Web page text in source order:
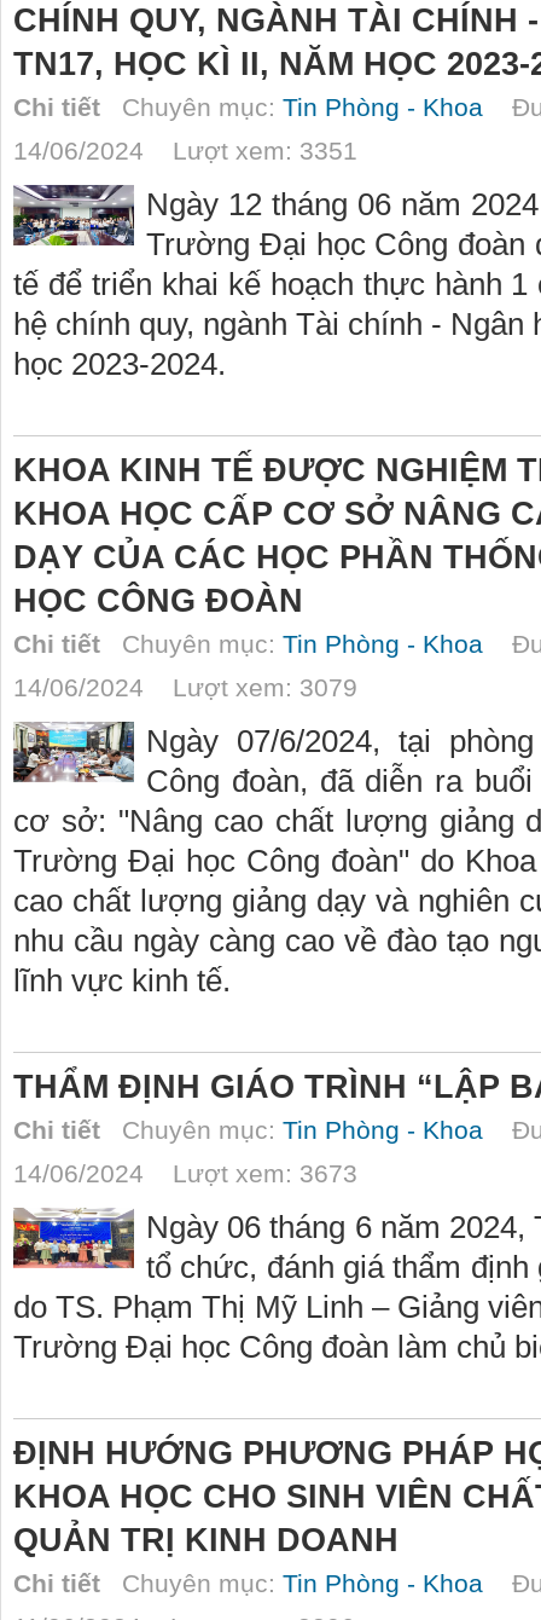
CHÍNH QUY, NGÀNH TÀI CHÍNH
TN17, HỌC KÌ II, NĂM HỌC 2023-
Chi tiết Chuyên mục: Tin Phòng - Khoa
14/06/2024 Lượt xem: 3351
Ngày 12 tháng 06 năm
Trường Đại học Công đoàn
tế để triển khai kế hoạch thực hành
hệ chính quy, ngành Tài chính -
học 2023-2024.
KHOA KINH TẾ ĐƯỢC NGHIỆM
KHOA HỌC CẤP CƠ SỞ NÂNG
DẠY CỦA CÁC HỌC PHẦN
HỌC CÔNG ĐOÀN
Chi tiết Chuyên mục: Tin Phòng - Khoa
14/06/2024 Lượt xem: 3079
Ngày 07/6/2024, tại
Công đoàn, đã diễn ra
cơ sở: "Nâng cao chất lượng giảng
Trường Đại học Công đoàn" do
cao chất lượng giảng dạy và nghiên
nhu cầu ngày càng cao về đào tạo
lĩnh vực kinh tế.
THẨM ĐỊNH GIÁO TRÌNH “LẬP
Chi tiết Chuyên mục: Tin Phòng - Khoa
14/06/2024 Lượt xem: 3673
Ngày 06 tháng 6 năm
tổ chức, đánh giá thẩm định
do TS. Phạm Thị Mỹ Linh – Giảng
Trường Đại học Công đoàn làm chủ
ĐỊNH HƯỚNG PHƯƠNG PHÁP
KHOA HỌC CHO SINH VIÊN
QUẢN TRỊ KINH DOANH
Chi tiết Chuyên mục: Tin Phòng - Khoa